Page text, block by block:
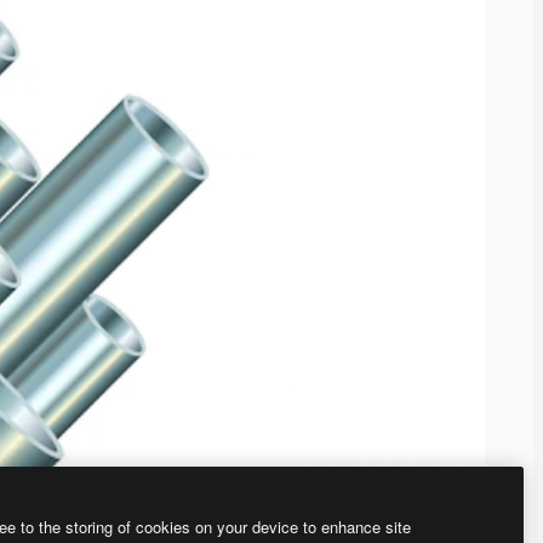
to the storing of cookies on your device to enhance site